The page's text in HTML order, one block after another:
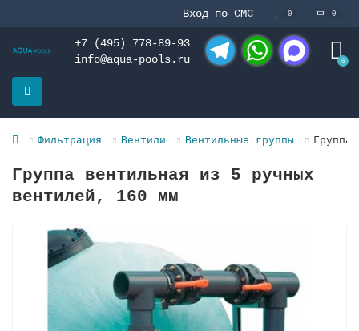
Вход по СМС 0 0
+7 (495) 778-89-93
info@aqua-pools.ru
0
Фильтрация Вентили Вентильные группы Группа
Группа вентильная из 5 ручных
вентилей, 160 мм